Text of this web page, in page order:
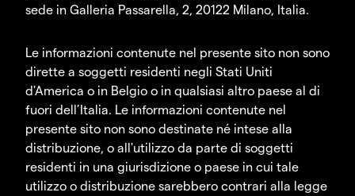
sede in Galleria Passarella, 2, 20122 Milano, Italia.
Le informazioni contenute nel presente sito non sono
dirette a soggetti residenti negli Stati Uniti
d'America o in Belgio o in qualsiasi altro paese al di
fuori dell’Italia. Le informazioni contenute nel
presente sito non sono destinate né intese alla
distribuzione, o all'utilizzo da parte di soggetti
residenti in una giurisdizione o paese in cui tale
utilizzo o distribuzione sarebbero contrari alla legge